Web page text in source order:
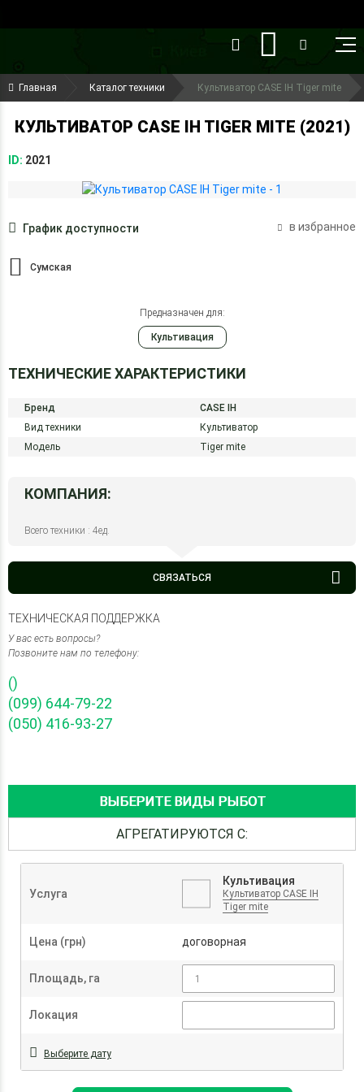
(099) 644-79-22
(050) 416-93-27
Главная Каталог техники Культиватор CASE IH Tiger mite
КУЛЬТИВАТОР CASE IH TIGER MITE (2021)
ID: 2021
График доступности в избранное
Сумская
Предназначен для:
Культивация
ТЕХНИЧЕСКИЕ ХАРАКТЕРИСТИКИ
Бренд
CASE IH
Вид техники
Культиватор
Модель
Tiger mite
КОМПАНИЯ:
Всего техники : 4ед.
СВЯЗАТЬСЯ
ТЕХНИЧЕСКАЯ ПОДДЕРЖКА
У вас есть вопросы?
Позвоните нам по телефону:
()
(099) 644-79-22
(050) 416-93-27
ВЫБЕРИТЕ ВИДЫ РЫБОТ
АГРЕГАТИРУЮТСЯ С:
Услуга
Культивация
Культиватор CASE IH
Tiger mite
Цена (грн) договорная
Площадь, га
Локация
Выберите дату